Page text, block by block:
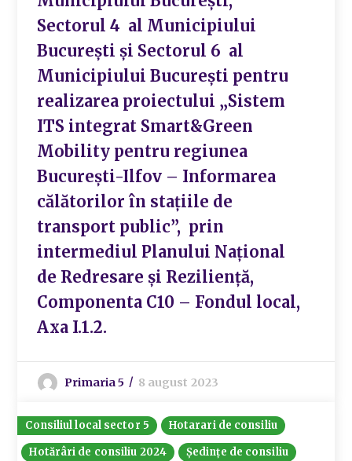
Sectorul 4 al Municipiului
Bucureşti şi Sectorul 6 al
Municipiului Bucureşti pentru
realizarea proiectului „Sistem
ITS integrat Smart&Green
Mobility pentru regiunea
București-Ilfov – Informarea
călătorilor în stațiile de
transport public”, prin
intermediul Planului Naţional
de Redresare şi Rezilienţă,
Componenta C10 – Fondul local,
Axa I.1.2.
Primaria 5 8 august 2023
Consiliul local sector 5
Hotarari de consiliu
Hotărâri de consiliu 2024
Ședințe de consiliu